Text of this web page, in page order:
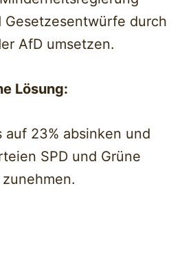
Gesetzesentwürfe durch
AfD umsetzen.
Lösung:
auf 23% absinken und
SPD und Grüne